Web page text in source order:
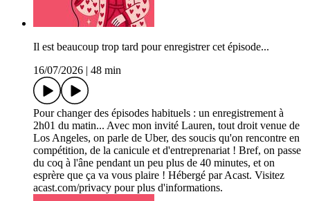
Il est beaucoup trop tard pour enregistrer cet épisode...
16/07/2026
48 min
Pour changer des épisodes habituels : un enregistrement à
2h01 du matin... Avec mon invité Lauren, tout droit venue de
Los Angeles, on parle de Uber, des soucis qu'on rencontre en
compétition, de la canicule et d'entreprenariat ! Bref, on passe
du coq à l'âne pendant un peu plus de 40 minutes, et on
esprère que ça va vous plaire ! Hébergé par Acast. Visitez
acast.com/privacy pour plus d'informations.